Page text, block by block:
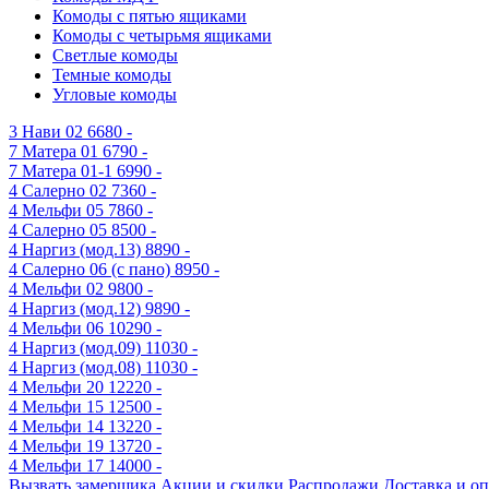
Комоды с пятью ящиками
Комоды с четырьмя ящиками
Светлые комоды
Темные комоды
Угловые комоды
3 Нави 02 6680 -
7 Матера 01 6790 -
7 Матера 01-1 6990 -
4 Салерно 02 7360 -
4 Мельфи 05 7860 -
4 Салерно 05 8500 -
4 Наргиз (мод.13) 8890 -
4 Салерно 06 (с пано) 8950 -
4 Мельфи 02 9800 -
4 Наргиз (мод.12) 9890 -
4 Мельфи 06 10290 -
4 Наргиз (мод.09) 11030 -
4 Наргиз (мод.08) 11030 -
4 Мельфи 20 12220 -
4 Мельфи 15 12500 -
4 Мельфи 14 13220 -
4 Мельфи 19 13720 -
4 Мельфи 17 14000 -
Вызвать замерщика Акции и скидки Распродажи Доставка и